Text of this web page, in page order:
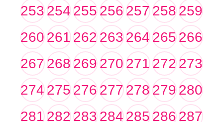
253254255256257258259
260261262263264265266
267268269270271272273
274275276277278279280
281282283284285286287